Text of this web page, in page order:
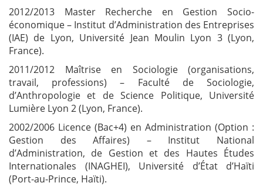
2012/2013 Master Recherche en Gestion Socio-
économique – Institut d’Administration des Entreprises
(IAE) de Lyon, Université Jean Moulin Lyon 3 (Lyon,
France).
2011/2012 Maîtrise en Sociologie (organisations,
travail, professions) – Faculté de Sociologie,
d’Anthropologie et de Science Politique, Université
Lumière Lyon 2 (Lyon, France).
2002/2006 Licence (Bac+4) en Administration (Option :
Gestion des Affaires) – Institut National
d’Administration, de Gestion et des Hautes Études
Internationales (INAGHEI), Université d’État d’Haïti
(Port-au-Prince, Haïti).